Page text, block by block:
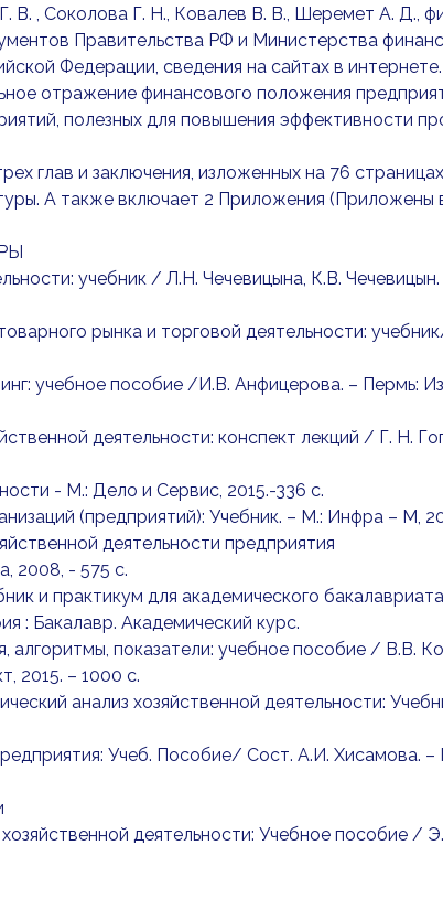
В. , Соколова Г. Н., Ковалев В. В., Шеремет А. Д.,
Правительства РФ и Министерства
Федерации, сведения на сайтах в интернете.
отражение финансового положения
полезных для повышения эффективности
глав и заключения, изложенных на 76
А также включает 2 Приложения (Приложены
учебник / Л.Н. Чечевицына, К.В.
рынка и торговой деятельности:
учебное пособие /И.В. Анфицерова. – Пермь:
деятельности: конспект лекций / Г. Н.
- М.: Дело и Сервис, 2015.-336 с.
(предприятий): Учебник. – М.: Инфра – М,
деятельности предприятия
2008, - 575 с.
и практикум для академического
: Бакалавр. Академический курс.
алгоритмы, показатели: учебное пособие / В.В.
2015. – 1000 с.
анализ хозяйственной деятельности:
Учеб. Пособие/ Сост. А.И. Хисамова. –
деятельности: Учебное пособие /